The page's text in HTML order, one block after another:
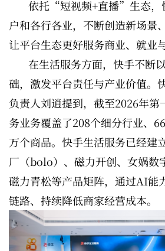
依托“短视频+直播”生态，
户和各行各业，不断创造新场景
让平台生态更好服务商业、就业
在生活服务方面，快手不断
础，激发平台责任与产业价值。
负责人刘逍提到，截至2026年第
务业务覆盖了208个细分行业、
万个商品。快手生活服务已经建
厂（bolo）、磁力开创、女娲数
磁力青松等产品矩阵，通过AI能
链路、持续降低商家经营成本。